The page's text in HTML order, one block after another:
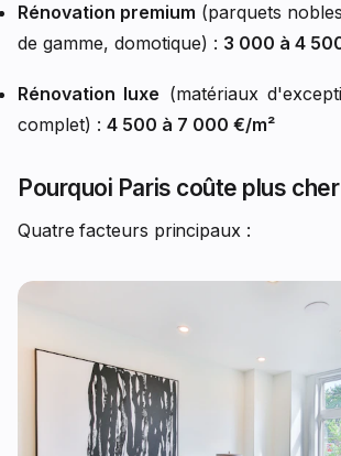
Rénovation premium (parquets
de gamme, domotique) : 3 000 à 4
Rénovation luxe (matériaux
complet) : 4 500 à 7 000 €/m²
Pourquoi Paris coûte plus cher
Quatre facteurs principaux :